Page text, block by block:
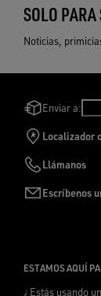
SOLO PARA
Noticias,
Enviar a:
Localizador
Llámanos
Escríbenos
ESTAMOS AQUÍ
¿Estás usando